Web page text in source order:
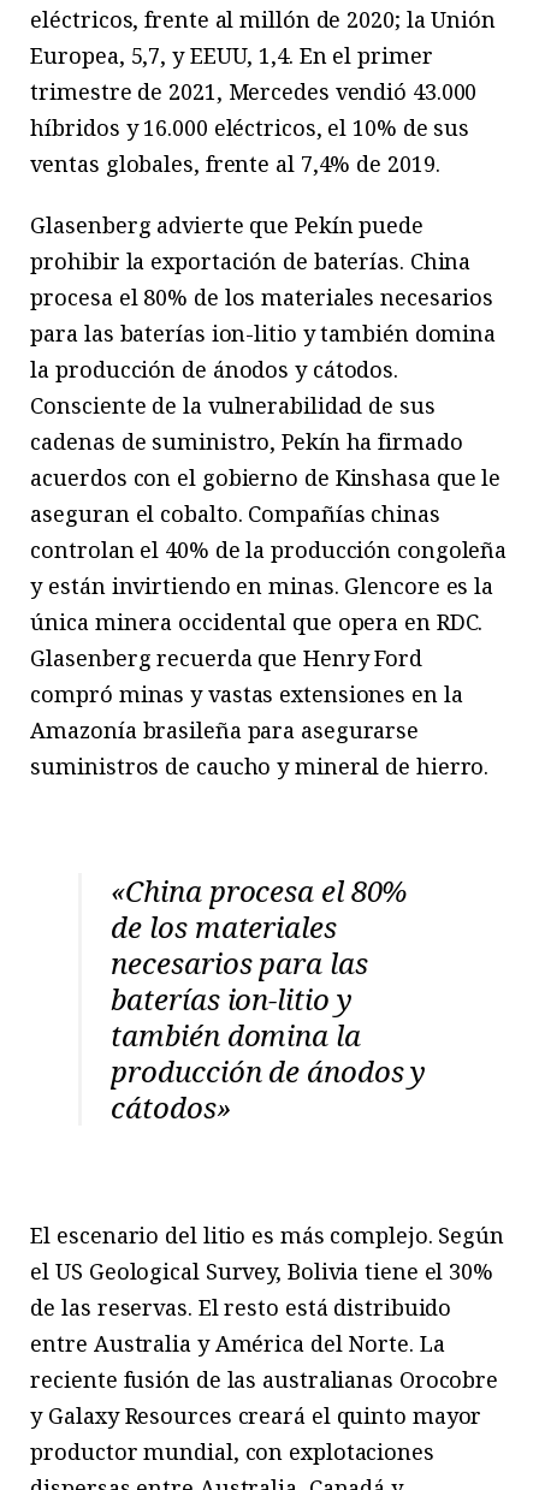
eléctricos, frente al millón de 2020; la Unión
Europea, 5,7, y EEUU, 1,4. En el primer
trimestre de 2021, Mercedes vendió 43.000
híbridos y 16.000 eléctricos, el 10% de sus
ventas globales, frente al 7,4% de 2019.
Glasenberg advierte que Pekín puede
prohibir la exportación de baterías. China
procesa el 80% de los materiales necesarios
para las baterías ion-litio y también domina
la producción de ánodos y cátodos.
Consciente de la vulnerabilidad de sus
cadenas de suministro, Pekín ha firmado
acuerdos con el gobierno de Kinshasa que le
aseguran el cobalto. Compañías chinas
controlan el 40% de la producción congoleña
y están invirtiendo en minas. Glencore es la
única minera occidental que opera en RDC.
Glasenberg recuerda que Henry Ford
compró minas y vastas extensiones en la
Amazonía brasileña para asegurarse
suministros de caucho y mineral de hierro.
«China procesa el 80%
de los materiales
necesarios para las
baterías ion-litio y
también domina la
producción de ánodos y
cátodos»
El escenario del litio es más complejo. Según
el US Geological Survey, Bolivia tiene el 30%
de las reservas. El resto está distribuido
entre Australia y América del Norte. La
reciente fusión de las australianas Orocobre
y Galaxy Resources creará el quinto mayor
productor mundial, con explotaciones